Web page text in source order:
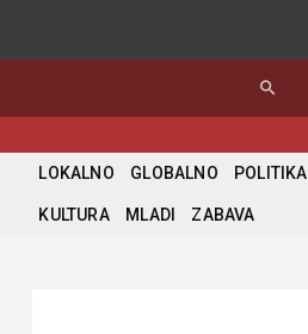
search
LOKALNO GLOBALNO POLITIKA
KULTURA MLADI ZABAVA